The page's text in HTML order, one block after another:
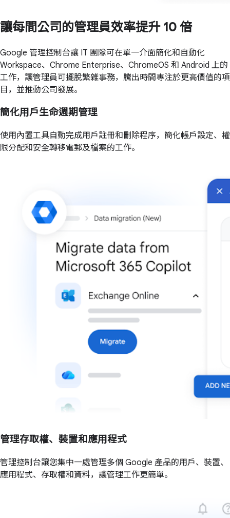
讓每間公司的管理員效率提升 10 倍
Google 管理控制台讓 IT 團隊可在單一介面簡化和自動化
Workspace、Chrome Enterprise、ChromeOS 和 Android 上的
工作，讓管理員可擺脫繁雜事務，騰出時間專注於更高價值的項
目，並推動公司發展。
簡化用戶生命週期管理
使用內置工具自動完成用戶註冊和刪除程序，簡化帳戶設定、權
限分配和安全轉移電郵及檔案的工作。
管理存取權、裝置和應用程式
管理控制台讓您集中一處管理多個 Google 產品的用戶、裝置、
應用程式、存取權和資料，讓管理工作更簡單。